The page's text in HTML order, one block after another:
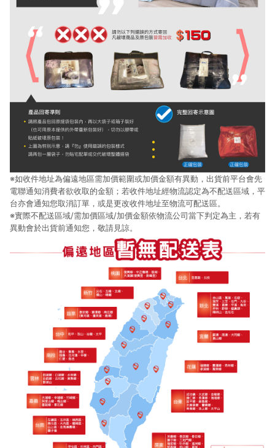
※如收件地址為偏遠地區需加價範圍或加價金額有異動，出貨前平台會先
電聯通知消費者欲收取的金額；若收件地址經物流認定為不配送區域，平
台亦會通知您取消訂單，或是更改收件地址至物流可配送區。
※實際不配送區域/需加價區域/加價金額依物流公司當下判定為主，若有
異動會於出貨前通知您，敬請見諒。